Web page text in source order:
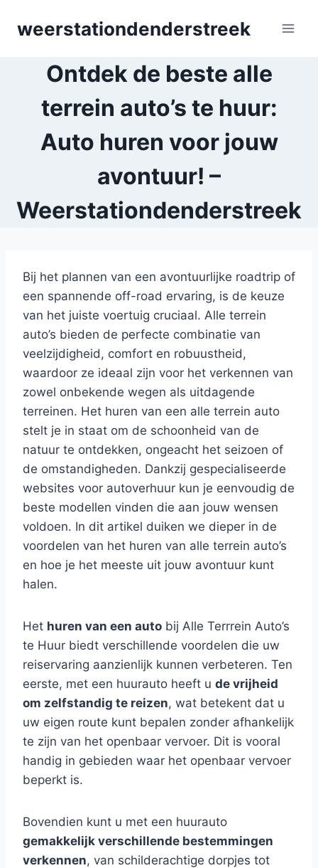
weerstationdenderstreek
Ontdek de beste alle
terrein auto’s te huur:
Auto huren voor jouw
avontuur! –
Weerstationdenderstreek
Bij het plannen van een avontuurlijke roadtrip of
een spannende off-road ervaring, is de keuze
van het juiste voertuig cruciaal. Alle terrein
auto’s bieden de perfecte combinatie van
veelzijdigheid, comfort en robuustheid,
waardoor ze ideaal zijn voor het verkennen van
zowel onbekende wegen als uitdagende
terreinen. Het huren van een alle terrein auto
stelt je in staat om de schoonheid van de
natuur te ontdekken, ongeacht het seizoen of
de omstandigheden. Dankzij gespecialiseerde
websites voor autoverhuur kun je eenvoudig de
beste modellen vinden die aan jouw wensen
voldoen. In dit artikel duiken we dieper in de
voordelen van het huren van alle terrein auto’s
en hoe je het meeste uit jouw avontuur kunt
halen.
Het huren van een auto bij Alle Terrrein Auto’s
te Huur biedt verschillende voordelen die uw
reiservaring aanzienlijk kunnen verbeteren. Ten
eerste, met een huurauto heeft u de vrijheid
om zelfstandig te reizen, wat betekent dat u
uw eigen route kunt bepalen zonder afhankelijk
te zijn van het openbaar vervoer. Dit is vooral
handig in gebieden waar het openbaar vervoer
beperkt is.
Bovendien kunt u met een huurauto
gemakkelijk verschillende bestemmingen
verkennen, van schilderachtige dorpjes tot